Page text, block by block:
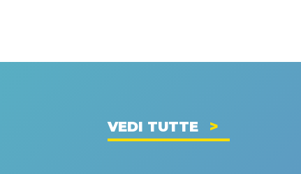
VEDI TUTTE